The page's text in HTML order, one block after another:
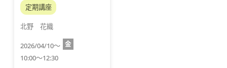
定期講座
北野　花織
2026/04/10～ 金
10:00～12:30